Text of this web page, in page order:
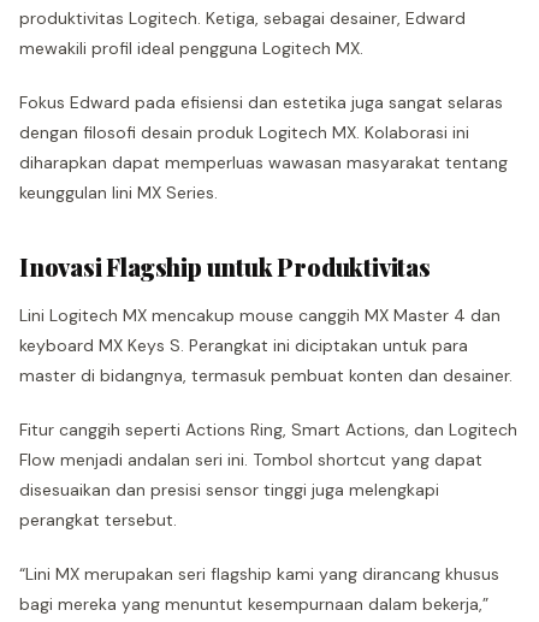
produktivitas Logitech. Ketiga, sebagai desainer, Edward
mewakili profil ideal pengguna Logitech MX.
Fokus Edward pada efisiensi dan estetika juga sangat selaras
dengan filosofi desain produk Logitech MX. Kolaborasi ini
diharapkan dapat memperluas wawasan masyarakat tentang
keunggulan lini MX Series.
Inovasi Flagship untuk Produktivitas
Lini Logitech MX mencakup mouse canggih MX Master 4 dan
keyboard MX Keys S. Perangkat ini diciptakan untuk para
master di bidangnya, termasuk pembuat konten dan desainer.
Fitur canggih seperti Actions Ring, Smart Actions, dan Logitech
Flow menjadi andalan seri ini. Tombol shortcut yang dapat
disesuaikan dan presisi sensor tinggi juga melengkapi
perangkat tersebut.
“Lini MX merupakan seri flagship kami yang dirancang khusus
bagi mereka yang menuntut kesempurnaan dalam bekerja,”